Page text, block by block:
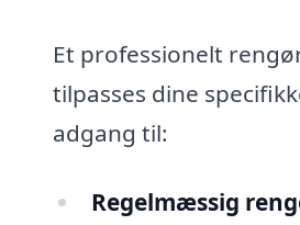
Et professionelt
tilpasses dine
adgang til:
Regelmæssig